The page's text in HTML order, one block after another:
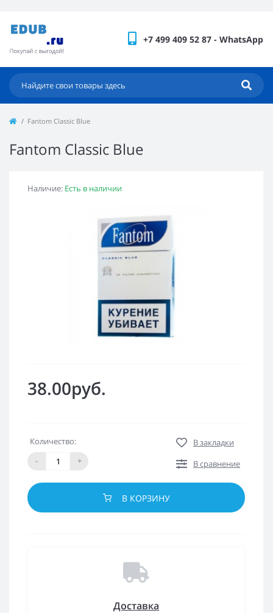
+7 499 409 52 87 - WhatsApp
Fantom Classic Blue
Fantom Classic Blue
Наличие: Есть в наличии
38.00руб.
Количество:
-
+
В закладки
В сравнение
В КОРЗИНУ
Доставка